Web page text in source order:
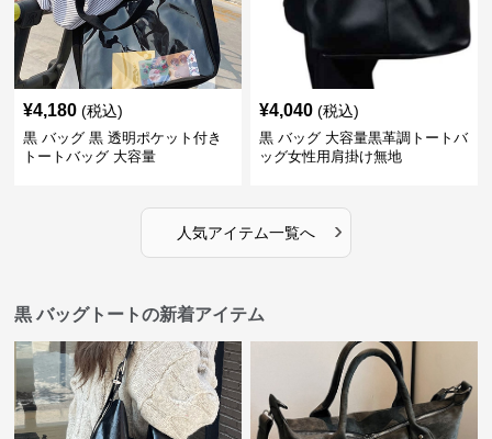
¥4,180 (税込)
黒 バッグ 黒 透明ポケット付き
トートバッグ 大容量
¥4,040 (税込)
黒 バッグ 大容量黒革調トートバ
ッグ女性用肩掛け無地
人気アイテム一覧へ ›
黒 バッグトートの新着アイテム